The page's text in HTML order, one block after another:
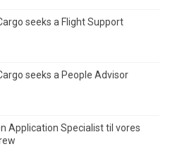
seeks a Flight Support
seeks a People Advisor
Application Specialist til vores